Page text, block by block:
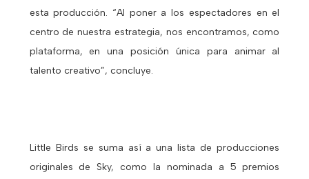
esta producción. “Al poner a los espectadores en el
centro de nuestra estrategia, nos encontramos, como
plataforma, en una posición única para animar al
talento creativo”, concluye.
Little Birds se suma así a una lista de producciones
originales de Sky, como la nominada a 5 premios